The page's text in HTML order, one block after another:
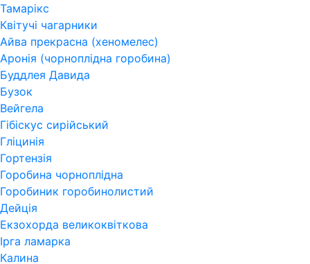
Тамарікс
Квітучі чагарники
Айва прекрасна (хеномелес)
Аронія (чорноплідна горобина)
Буддлея Давида
Бузок
Вейгела
Гібіскус сирійський
Гліцинія
Гортензія
Горобина чорноплідна
Горобиник горобинолистий
Дейція
Екзохорда великоквіткова
Ірга ламарка
Калина